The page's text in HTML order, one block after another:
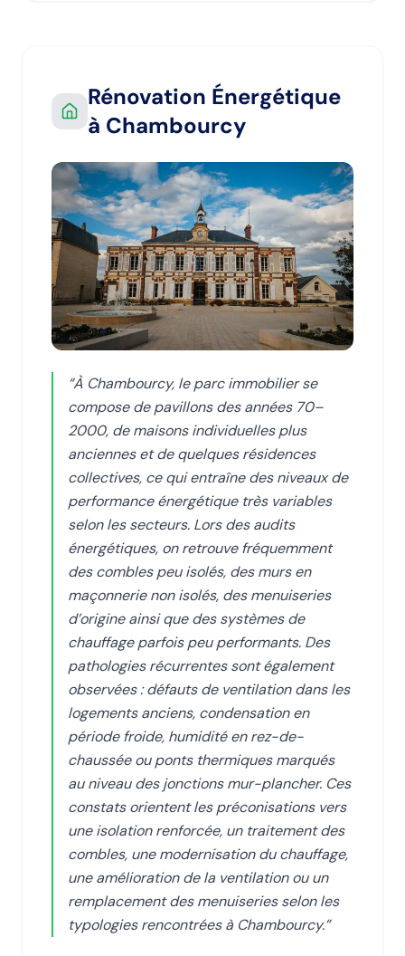
Rénovation Énergétique
à Chambourcy
“À Chambourcy, le parc immobilier se
compose de pavillons des années 70–
2000, de maisons individuelles plus
anciennes et de quelques résidences
collectives, ce qui entraîne des niveaux de
performance énergétique très variables
selon les secteurs. Lors des audits
énergétiques, on retrouve fréquemment
des combles peu isolés, des murs en
maçonnerie non isolés, des menuiseries
d’origine ainsi que des systèmes de
chauffage parfois peu performants. Des
pathologies récurrentes sont également
observées : défauts de ventilation dans les
logements anciens, condensation en
période froide, humidité en rez-de-
chaussée ou ponts thermiques marqués
au niveau des jonctions mur-plancher. Ces
constats orientent les préconisations vers
une isolation renforcée, un traitement des
combles, une modernisation du chauffage,
une amélioration de la ventilation ou un
remplacement des menuiseries selon les
typologies rencontrées à Chambourcy.”